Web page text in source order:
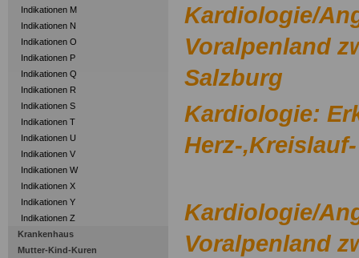
Indikationen M
Indikationen N
Indikationen O
Indikationen P
Indikationen Q
Indikationen R
Indikationen S
Indikationen T
Indikationen U
Indikationen V
Indikationen W
Indikationen X
Indikationen Y
Indikationen Z
Krankenhaus
Mutter-Kind-Kuren
Kardiologie/
Voralpenland
Salzburg
Kardiologie:
Herz-
Kardiologie/
Voralpenland